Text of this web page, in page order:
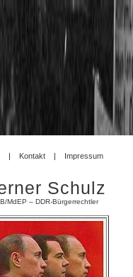
Kontakt Impressum
Schulz
MdEP – DDR-Bürgerrechtler